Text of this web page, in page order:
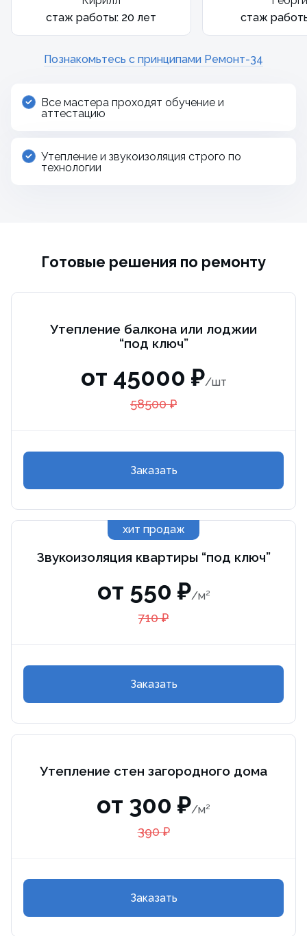
стаж работы: 20 лет
стаж
Познакомьтесь с принципами Ремонт-34
Все мастера проходят обучение и
аттестацию
Утепление и звукоизоляция строго по
технологии
Готовые решения по ремонту
Утепление балкона или лоджии
“под ключ”
от 45000 ₽/шт
58500 ₽
Заказать
хит продаж
Звукоизоляция квартиры “под ключ”
от 550 ₽/м²
710 ₽
Заказать
Утепление стен загородного дома
от 300 ₽/м²
390 ₽
Заказать